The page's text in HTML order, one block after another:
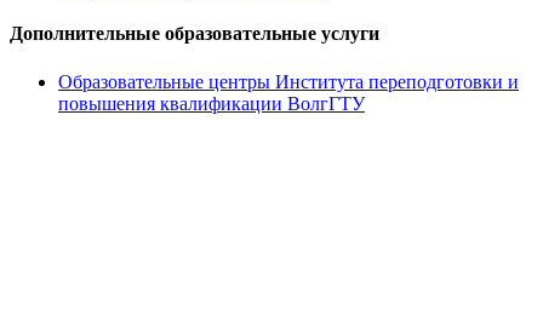
Дополнительные образовательные услуги
Образовательные центры Института переподготовки и
повышения квалификации ВолгГТУ